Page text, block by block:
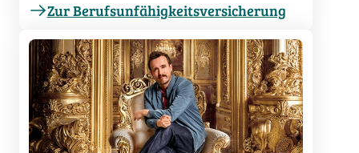
Zur Berufsunfähigkeitsversicherung